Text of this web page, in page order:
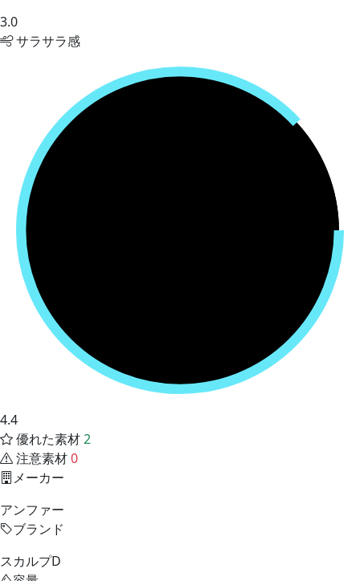
3.0
サラサラ感
4.4
優れた素材2
注意素材0
メーカー
アンファー
ブランド
スカルプD